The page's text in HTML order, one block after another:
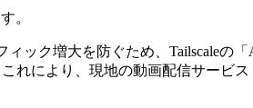
。
ィック増大を防ぐため、Tailscaleの
れにより、現地の動画配信サービス